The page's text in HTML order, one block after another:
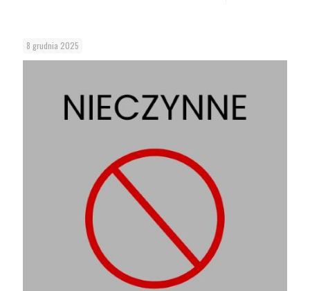
8 grudnia 2025